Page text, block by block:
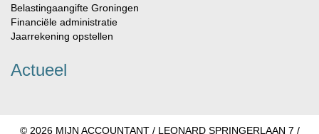
Belastingaangifte Groningen
Financiële administratie
Jaarrekening opstellen
Actueel
© 2026 MIJN ACCOUNTANT / LEONARD SPRINGERLAAN 7 /